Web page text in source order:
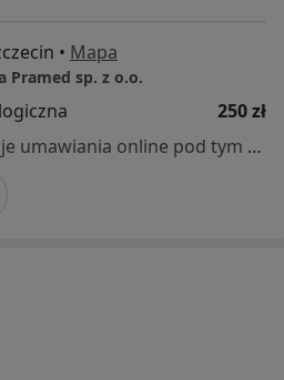
• Mapa
Pramed sp. z o.o.
250 zł
Specjalista nie oferuje umawiania online pod tym adresem.